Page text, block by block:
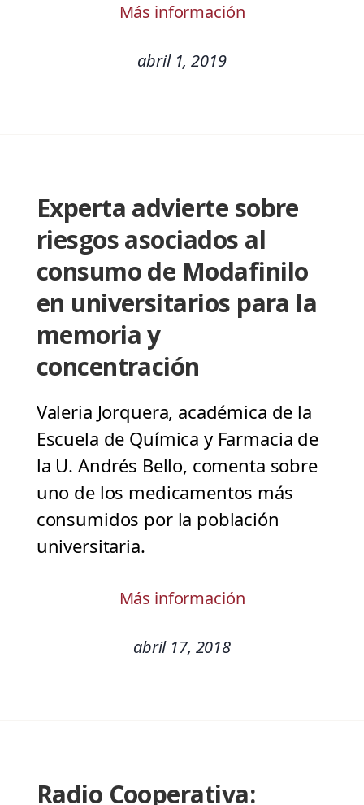
Más información
abril 1, 2019
Experta advierte sobre
riesgos asociados al
consumo de Modafinilo
en universitarios para la
memoria y
concentración
Valeria Jorquera, académica de la
Escuela de Química y Farmacia de
la U. Andrés Bello, comenta sobre
uno de los medicamentos más
consumidos por la población
universitaria.
Más información
abril 17, 2018
Radio Cooperativa: